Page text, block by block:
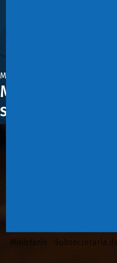
Ministerio Subsecretaría
Marzo 9, 2022
Ministro Cerda
senda de